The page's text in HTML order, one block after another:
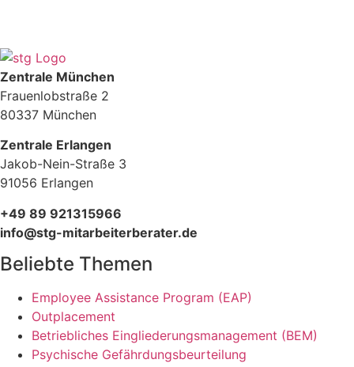
Zentrale München
Frauenlobstraße 2
80337 München
Zentrale Erlangen
Jakob-Nein-Straße 3
91056 Erlangen
+49 89 921315966
info@stg-mitarbeiterberater.de
Beliebte Themen
Employee Assistance Program (EAP)
Outplacement
Betriebliches Eingliederungsmanagement (BEM)
Psychische Gefährdungsbeurteilung